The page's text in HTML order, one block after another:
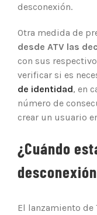
desconexión.
Otra medida de
desde ATV las
con sus
verificar si es
de identidad, en
número de
crear un usuario
¿Cuándo
El lanzamiento de